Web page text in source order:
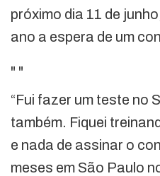
próximo dia 11 de
ano a espera de um
" "
“Fui fazer um teste no
também. Fiquei
e nada de assinar o
meses em São Paulo